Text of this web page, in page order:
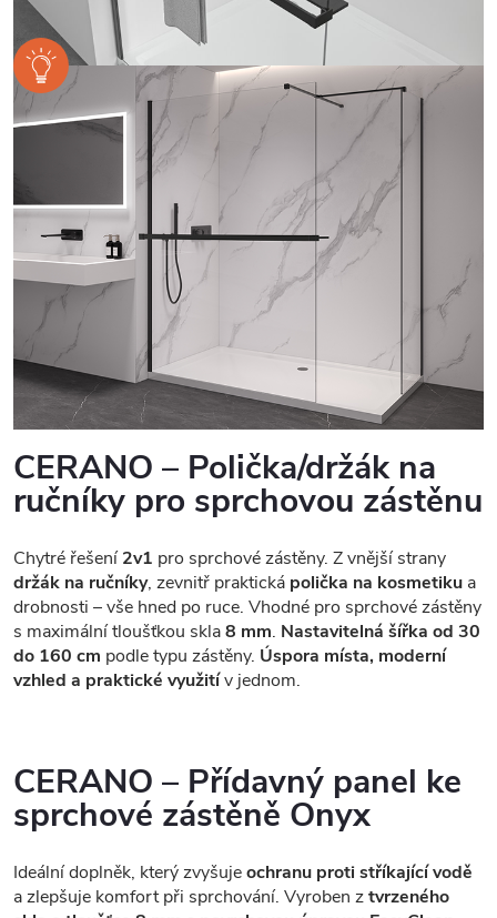
CERANO – Polička/držák na
ručníky pro sprchovou zástěnu
Chytré řešení2v1 pro sprchové zástěny. Z vnější strany
držák na ručníky, zevnitř praktická polička na kosmetiku a
drobnosti – vše hned po ruce. Vhodné pro sprchové zástěny
s maximální tloušťkou skla8 mm. Nastavitelná šířka od 30
do 160 cm podle typu zástěny. Úspora místa, moderní
vzhled a praktické využitív jednom.
CERANO – Přídavný panel ke
sprchové zástěně Onyx
Ideální doplněk, který zvyšujeochranu proti stříkající vodě
a zlepšuje komfort při sprchování. Vyroben ztvrzeného